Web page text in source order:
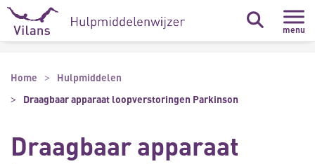
Naar hoofdinhoud
Naar footer
menu
Home
Hulpmiddelen
Draagbaar apparaat loopverstoringen Parkinson
Draagbaar apparaat